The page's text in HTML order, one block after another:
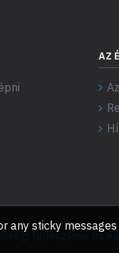
AZ
fejlesztése és
any sticky